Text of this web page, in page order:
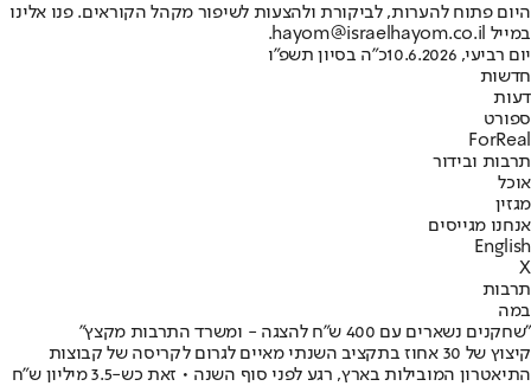
היום פתוח להערות, לביקורת ולהצעות לשיפור מקהל הקוראים. פנו אלינו
במייל hayom@israelhayom.co.il.
יום רביעי, 10.6.2026
כ"ה בסיון תשפ"ו
חדשות
דעות
ספורט
ForReal
תרבות ובידור
אוכל
מגזין
אנחנו מגייסים
English
X
תרבות
במה
"שחקנים נשארים עם 400 ש"ח להצגה - ומשרד התרבות מקצץ"
קיצוץ של 30 אחוז בתקציב השנתי מאיים לגרום לקריסה של קבוצות
התיאטרון המובילות בארץ, רגע לפני סוף השנה • זאת כש-3.5 מיליון ש"ח